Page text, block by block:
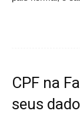
CPF na
seus